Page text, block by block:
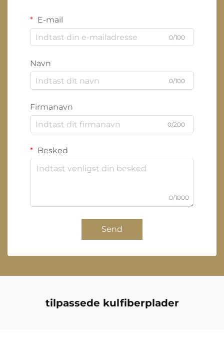
E-mail
0/100
Navn
0/100
Firmanavn
0/200
Besked
0/1000
Send
tilpassede kulfiberplader